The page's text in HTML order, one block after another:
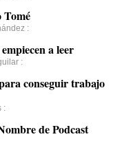
Tomé
:
a leer
:
conseguir trabajo
:
de Podcast